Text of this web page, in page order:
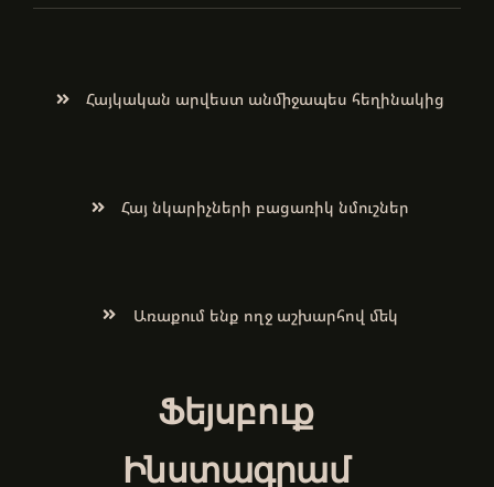
Հայկական արվեստ անմիջապես հեղինակից
Հայ նկարիչների բացառիկ նմուշներ
Առաքում ենք ողջ աշխարհով մեկ
Ֆեյսբուք
Ինստագրամ